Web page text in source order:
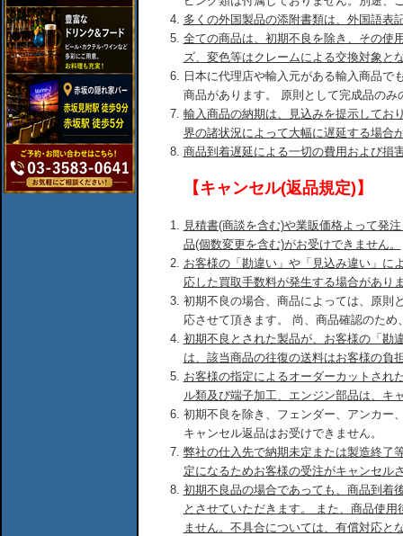
多くの外国製品の添附書類は、外国語表
全ての商品は、初期不良を除き、その使
ズ、変色等はクレームによる交換対象と
日本に代理店や輸入元がある輸入商品で
商品があります。 原則として完成品のみ
輸入商品の納期は、見込みを提示してお
界の諸状況によって大幅に遅延する場合
商品到着遅延による一切の費用および損
【キャンセル(返品規定)】
見積書(商談を含む)や業販価格よって発
品(個数変更を含む)がお受けできません。
お客様の「勘違い」や「見込み違い」に
応した買取手数料が発生する場合があり
初期不良の場合、商品によっては、原則
応させて頂きます。 尚、商品確認のた
初期不良とされた製品が、お客様の「勘
は、該当商品の往復の送料はお客様の負
お客様の指定によるオーダーカットされ
ル類及び端子加工、エンジン部品は、キ
初期不良を除き、フェンダー、アンカー
キャンセル返品はお受けできません。
弊社の仕入先で納期未定または製造終了
定になるためお客様の受注がキャンセル
初期不良品の場合であっても、商品到着
とさせていただきます。 また、商品使
ません。不具合については、有償対応と